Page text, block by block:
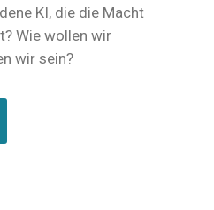
KI, die die Macht
Wie wollen wir
wir sein?